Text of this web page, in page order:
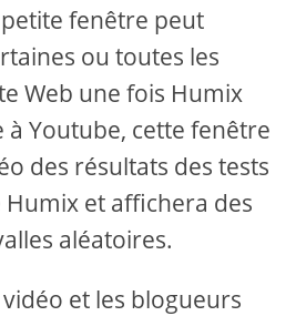
fenêtre peut
ou toutes les
Web une fois Humix
à Youtube, cette fenêtre
des résultats des tests
et affichera des
aléatoires.
et les blogueurs